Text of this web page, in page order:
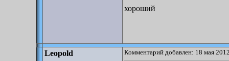
хороший
Leopold Комментарий добавлен: 18 мая